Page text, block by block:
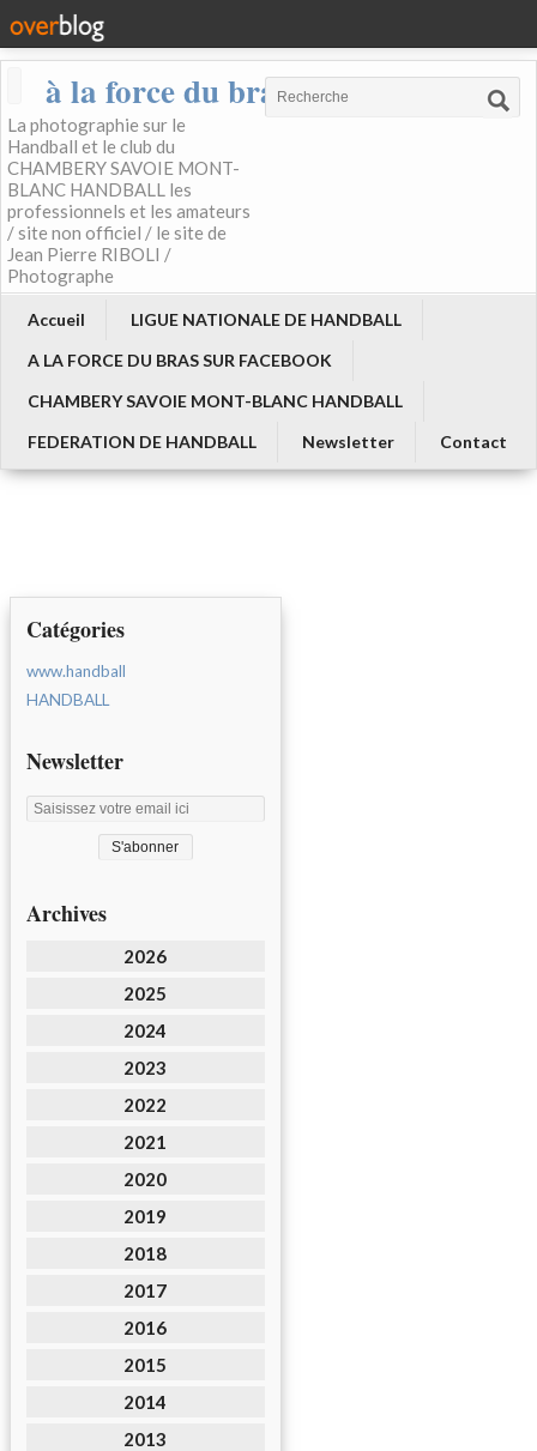
à la force du bras
La photographie sur le
Handball et le club du
CHAMBERY SAVOIE MONT-
BLANC HANDBALL les
professionnels et les amateurs
/ site non officiel / le site de
Jean Pierre RIBOLI /
Photographe
Accueil
LIGUE NATIONALE DE HANDBALL
A LA FORCE DU BRAS SUR FACEBOOK
CHAMBERY SAVOIE MONT-BLANC HANDBALL
FEDERATION DE HANDBALL
Newsletter Contact
Catégories
www.handball
HANDBALL
Newsletter
Archives
2026
2025
2024
2023
2022
2021
2020
2019
2018
2017
2016
2015
2014
2013